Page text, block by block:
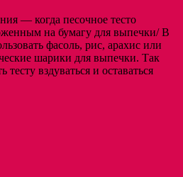
— когда песочное тесто
на бумагу для выпечки/ В
фасоль, рис, арахис или
шарики для выпечки. Так
вздуваться и оставаться